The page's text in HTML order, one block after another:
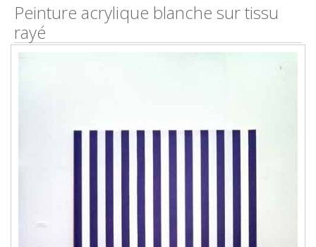
Peinture acrylique blanche sur tissu
rayé